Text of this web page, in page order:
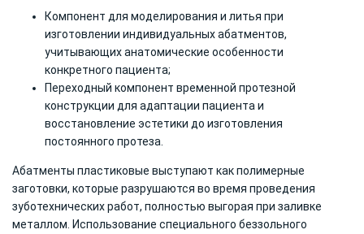
Компонент для моделирования и литья при
изготовлении индивидуальных абатментов,
учитывающих анатомические особенности
конкретного пациента;
Переходный компонент временной протезной
конструкции для адаптации пациента и
восстановление эстетики до изготовления
постоянного протеза.
Абатменты пластиковые выступают как полимерные
заготовки, которые разрушаются во время проведения
зуботехнических работ, полностью выгорая при заливке
металлом. Использование специального беззольного